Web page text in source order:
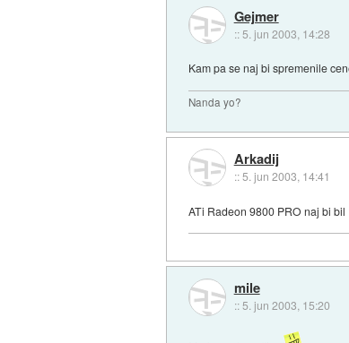
Gejmer
:: 5. jun 2003, 14:28
Kam pa se naj bi spremenile
Nanda yo?
Arkadij
::5. jun 2003, 14:41
ATi Radeon 9800 PRO naj bi
mile
:: 5. jun 2003, 15:20